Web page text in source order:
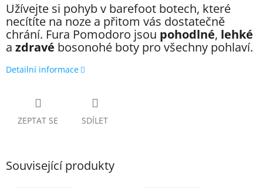
Užívejte si pohyb v barefoot botech, které
necítíte na noze a přitom vás dostatečně
chrání. Fura Pomodoro jsou pohodlné, lehké
a zdravé bosonohé boty pro všechny pohlaví.
Detailní informace
ZEPTAT SE SDÍLET
Související produkty